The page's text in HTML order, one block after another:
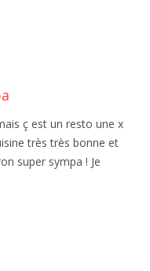
très très bonne et
super sympa ! Je